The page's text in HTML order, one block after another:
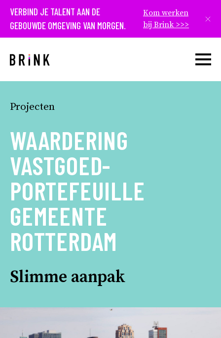
VERBIND JE TALENT AAN DE
GEBOUWDE OMGEVING VAN MORGEN.
Kom werken
bij Brink >>>
Open
Projecten
WAARDERING
VASTGOED­
PORTEFEUILLE
GEMEENTE
ROTTERDAM
Slimme aanpak